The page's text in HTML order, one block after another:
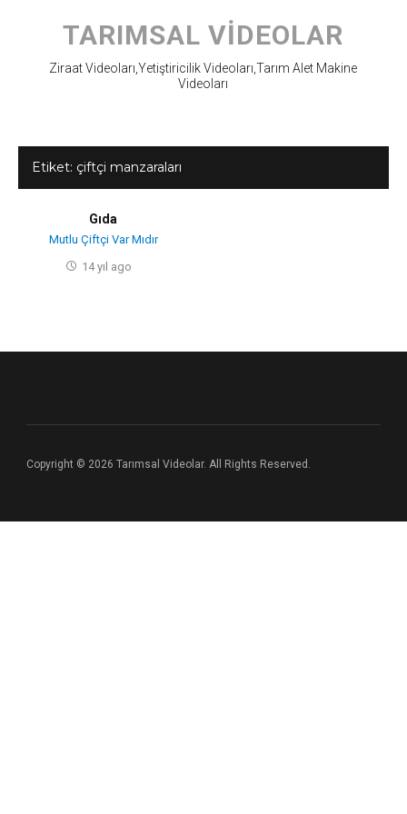
content
TARIMSAL VIDEOLAR
Ziraat Videoları,Yetiştiricilik Videoları,Tarım Alet Makine
Videoları
Etiket: çiftçi manzaraları
Gıda
Mutlu Çiftçi Var Mıdır
14 yıl ago
Copyright © 2026 Tarımsal Videolar. All Rights Reserved.